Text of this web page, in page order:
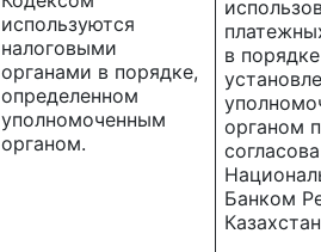
используются
налоговыми
органами в порядке,
определенном
уполномоченным
органом.
в
органом
Банком